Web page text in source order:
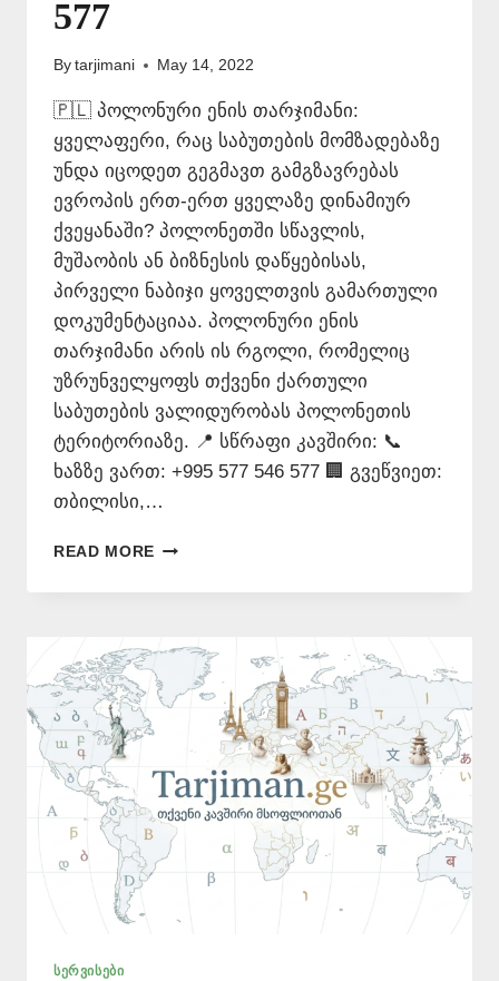
577
By tarjimani May 14, 2022
🇵🇱 პოლონური ენის თარჯიმანი:
ყველაფერი, რაც საბუთების მომზადებაზე
უნდა იცოდეთ გეგმავთ გამგზავრებას
ევროპის ერთ-ერთ ყველაზე დინამიურ
ქვეყანაში? პოლონეთში სწავლის,
მუშაობის ან ბიზნესის დაწყებისას,
პირველი ნაბიჯი ყოველთვის გამართული
დოკუმენტაციაა. პოლონური ენის
თარჯიმანი არის ის რგოლი, რომელიც
უზრუნველყოფს თქვენი ქართული
საბუთების ვალიდურობას პოლონეთის
ტერიტორიაზე. 📍 სწრაფი კავშირი: 📞
ხაზზე ვართ: +995 577 546 577 🏢 გვეწვიეთ:
თბილისი,…
READ MORE ᲞᲝᲚᲝᲜᲣᲠᲘ
ᲗᲐᲠᲯᲘᲛᲐᲜᲘ
577
ᲡᲔᲠᲕᲘᲡᲔᲑᲘ